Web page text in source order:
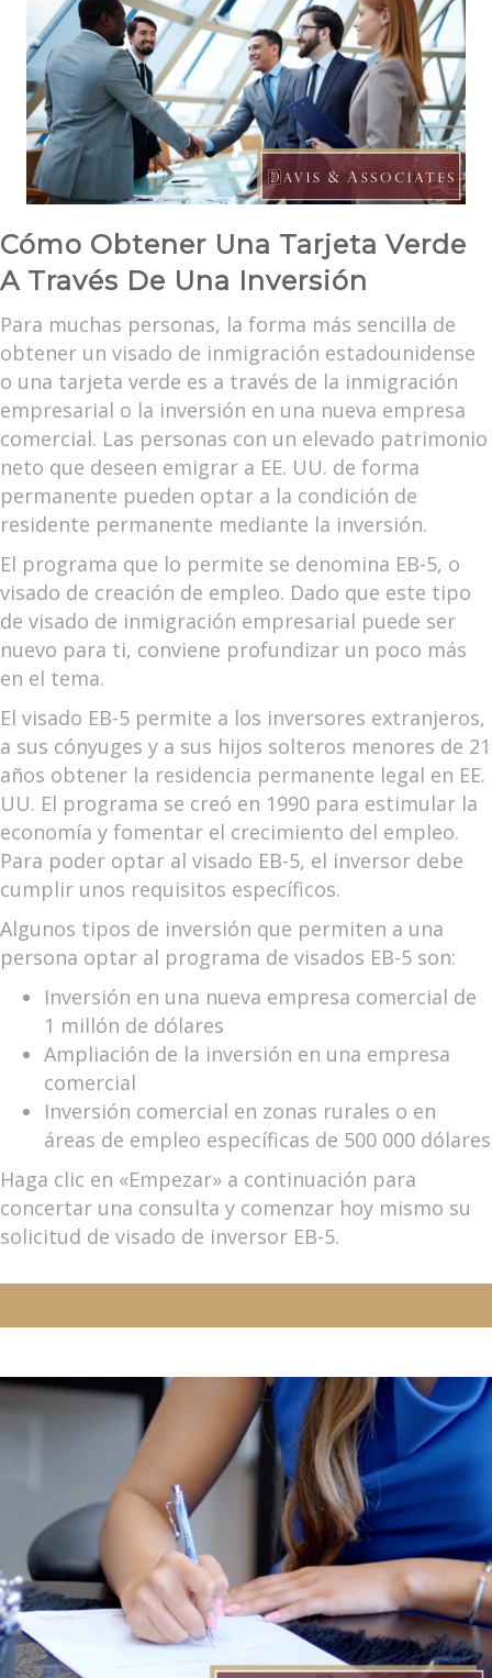
Cómo Obtener Una Tarjeta Verde
A Través De Una Inversión
Para muchas personas, la forma más sencilla de
obtener un visado de inmigración estadounidense
o una tarjeta verde es a través de la inmigración
empresarial o la inversión en una nueva empresa
comercial. Las personas con un elevado patrimonio
neto que deseen emigrar a EE. UU. de forma
permanente pueden optar a la condición de
residente permanente mediante la inversión.
El programa que lo permite se denomina EB-5, o
visado de creación de empleo. Dado que este tipo
de visado de inmigración empresarial puede ser
nuevo para ti, conviene profundizar un poco más
en el tema.
El visado EB-5 permite a los inversores extranjeros,
a sus cónyuges y a sus hijos solteros menores de 21
años obtener la residencia permanente legal en EE.
UU. El programa se creó en 1990 para estimular la
economía y fomentar el crecimiento del empleo.
Para poder optar al visado EB-5, el inversor debe
cumplir unos requisitos específicos.
Algunos tipos de inversión que permiten a una
persona optar al programa de visados EB-5 son:
Inversión en una nueva empresa comercial de
1 millón de dólares
Ampliación de la inversión en una empresa
comercial
Inversión comercial en zonas rurales o en
áreas de empleo específicas de 500 000 dólares
Haga clic en «Empezar» a continuación para
concertar una consulta y comenzar hoy mismo su
solicitud de visado de inversor EB-5.